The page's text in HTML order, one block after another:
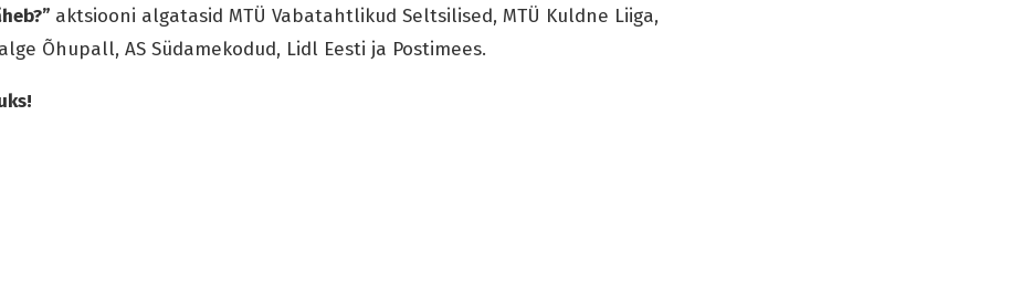
aktsiooni algatasid MTÜ Vabatahtlikud Seltsilised, MTÜ Kuldne Liiga,
Õhupall, AS Südamekodud, Lidl Eesti ja Postimees.